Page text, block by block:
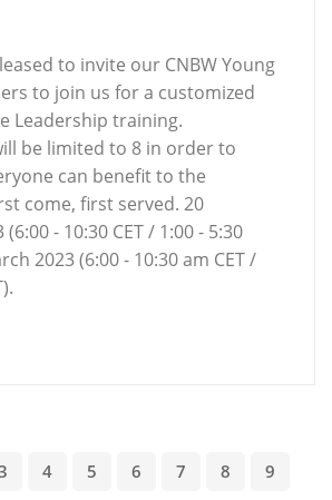
to invite our CNBW Young
to join us for a customized
Leadership training.
be limited to 8 in order to
can benefit to the
come, first served. 20
- 10:30 CET / 1:00 - 5:30
2023 (6:00 - 10:30 am CET /
4 5 6 7 8 9